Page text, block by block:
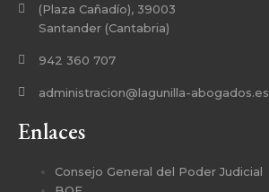
(Plaza Cañadío), 39003
Santander (Cantabria)
942 360 707
administracion@lagunilla-abogados.es
Enlaces
Consejo General del Poder Judicial